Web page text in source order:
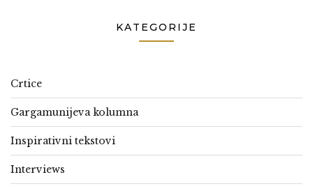
KATEGORIJE
Crtice
Gargamunijeva kolumna
Inspirativni tekstovi
Interviews